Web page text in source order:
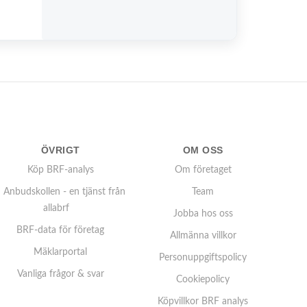
ÖVRIGT
Köp BRF-analys
Anbudskollen - en tjänst från
allabrf
BRF-data för företag
Mäklarportal
Vanliga frågor & svar
OM OSS
Om företaget
Team
Jobba hos oss
Allmänna villkor
Personuppgiftspolicy
Cookiepolicy
Köpvillkor BRF analys